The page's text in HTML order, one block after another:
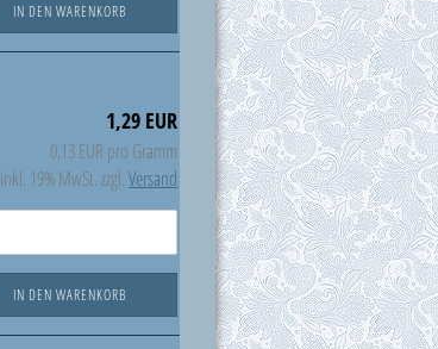
IN DEN WARENKORB
1,29 EUR
0,13 EUR pro Gramm
inkl. 19% MwSt. zzgl.Versand
IN DEN WARENKORB